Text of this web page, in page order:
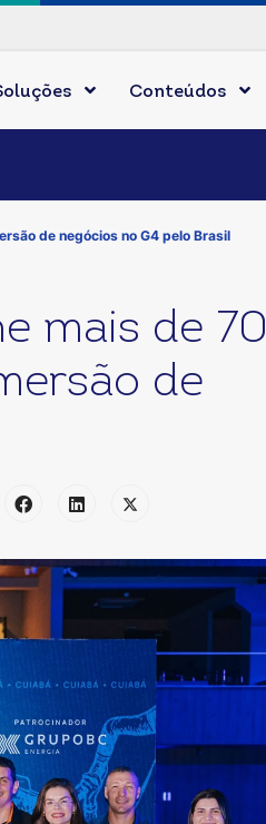
Conteúdos
de negócios no G4 pelo Brasil
mais de 70
de